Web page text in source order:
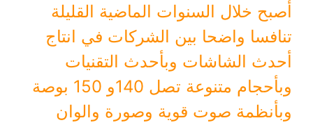
أصبح خلال السنوات الماضية القليلة
تنافسا واضحا بين الشركات في انتاج
أحدث الشاشات وبأحدث التقنيات
وبأحجام متنوعة تصل 140و 150 بوصة
وبأنظمة صوت قوية وصورة والوان